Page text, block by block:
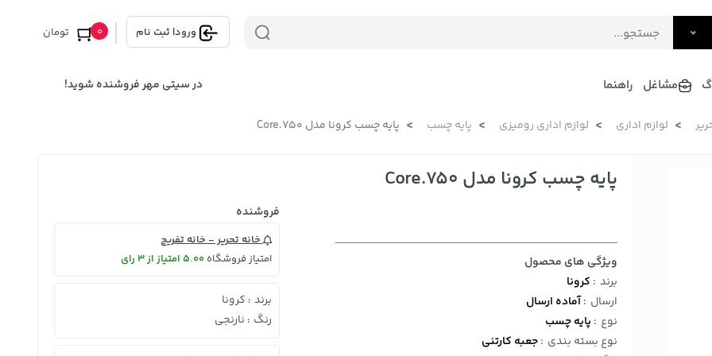
ورود| ثبت نام تومان 0
فرآورده های لبنی
دکوراسیون داخلی و تزئینی
سرو و پذیرایی
مشاغل راهنما در سیتی مهر فروشنده شوید!
لوازم اداری لوازم اداری رومیزی پایه چسب پایه چسب کرونا مدل Core.750
پایه چسب کرونا مدل Core.750
ویژگی های محصول
برند : کرونا
ارسال :آماده ارسال
نوع : پایه چسب
نوع بسته بندی :جعبه کارتنی
فروشنده
خانه تحریر - خانه تفریح
امتیاز فروشگاه5.00 امتیاز از 3 رای
برند : کرونا
رنگ : نارنجی